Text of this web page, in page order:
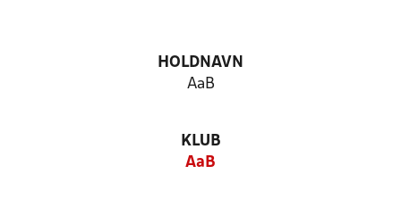
HOLDNAVN
AaB
KLUB
AaB